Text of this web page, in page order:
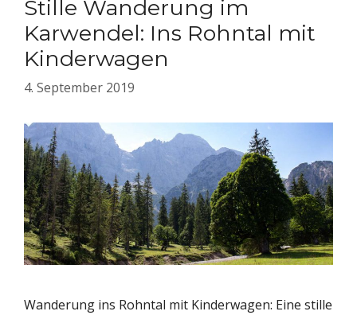
Stille Wanderung im
Karwendel: Ins Rohntal mit
Kinderwagen
4. September 2019
Wanderung ins Rohntal mit Kinderwagen: Eine stille